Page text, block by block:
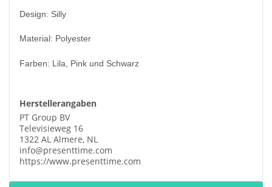
Design: Silly
Material: Polyester
Farben: Lila, Pink und Schwarz
Herstellerangaben
PT Group BV
Televisieweg 16
1322 AL Almere, NL
info@presenttime.com
https://www.presenttime.com